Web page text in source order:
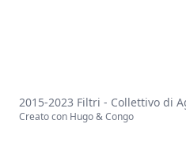
2015-2023 Filtri - Collettivo di
Creato con Hugo&Congo